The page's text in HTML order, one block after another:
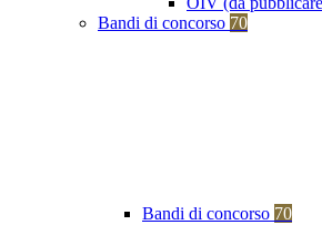
Bandi di concorso 70
Bandi di concorso 70